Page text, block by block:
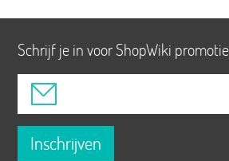
Schrijf je in voor ShopWiki
Inschrijven